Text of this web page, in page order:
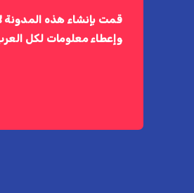
قمت بإنشاء هذه المدونة
وإعطاء معلومات لكل